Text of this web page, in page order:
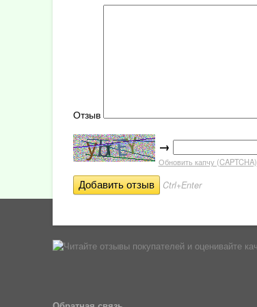
Отзыв
→
Обновить капчу (CAPTCHA)
Ctrl+Enter